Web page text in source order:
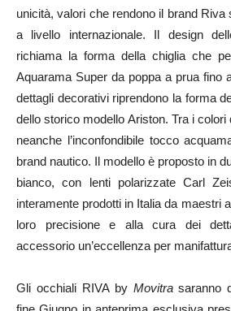
unicità, valori che rendono il brand Riva
a livello internazionale. Il design
richiama la forma della chiglia che
Aquarama Super da poppa a prua fino
dettagli decorativi riprendono la forma
dello storico modello Ariston. Tra i
neanche l’inconfondibile tocco
brand nautico. Il modello è proposto in
bianco, con lenti polarizzate Carl
interamente prodotti in Italia da maestri
loro precisione e alla cura dei
accessorio un’eccellenza per
Gli occhiali RIVA by Movitrasaranno